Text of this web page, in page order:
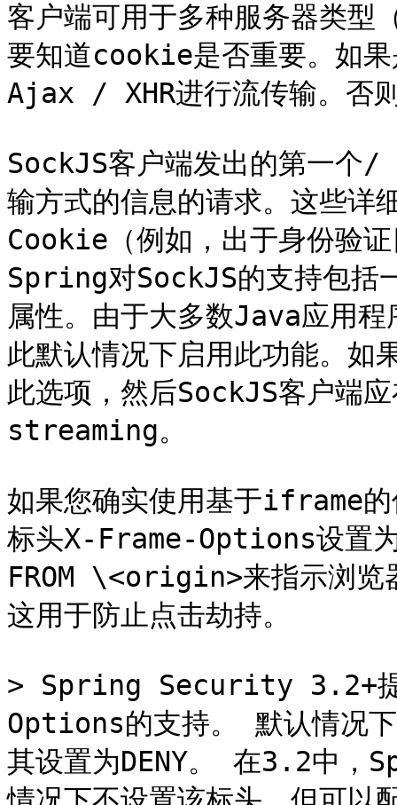
客户端可用于多种服务器类型
要知道cookie是否重要。如
Ajax / XHR进行流传输。否
SockJS客户端发出的第一个
输方式的信息的请求。这些详
Cookie（例如，出于身份验
Spring对SockJS的支持包
属性。由于大多数Java应用
此默认情况下启用此功能。如
此选项，然后SockJS客户端
streaming。
如果您确实使用基于iframe的
标头X-Frame-Options设置为
FROM \<origin>来指示浏览
这用于防止点击劫持。
> Spring Security 3.2+提
Options的支持。 默认情
其设置为DENY。 在3.2中